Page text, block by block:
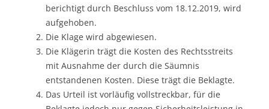
berichtigt durch Beschluss vom 18.12.2019, wird
aufgehoben.
Die Klage wird abgewiesen.
Die Klägerin trägt die Kosten des Rechtsstreits
mit Ausnahme der durch die Säumnis
entstandenen Kosten. Diese trägt die Beklagte.
Das Urteil ist vorläufig vollstreckbar, für die